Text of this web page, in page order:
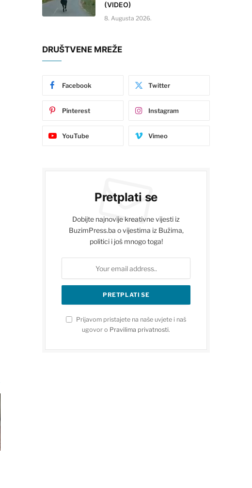
(VIDEO)
8. Augusta 2026.
DRUŠTVENE MREŽE
Facebook Twitter
Pinterest Instagram
YouTube Vimeo
Pretplati se
Dobijte najnovije kreativne vijesti iz
BuzimPress.ba o vijestima iz Bužima,
politici i još mnogo toga!
Prijavom pristajete na naše uvjete i naš
ugovor o Pravilima privatnosti.